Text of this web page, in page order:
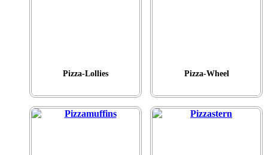
Pizza-Lollies Pizza-Wheel